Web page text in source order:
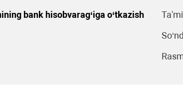
bank hisobvarag‘iga o‘tkazish